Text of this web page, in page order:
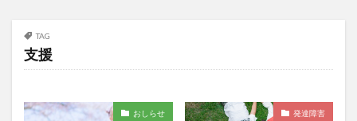
TAG
支援
おしらせ 発達障害